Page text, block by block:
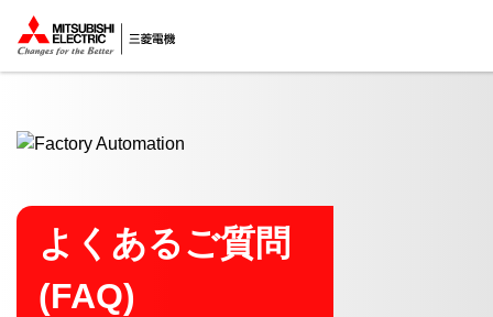
ここから本文
よくあるご質問
(FAQ)